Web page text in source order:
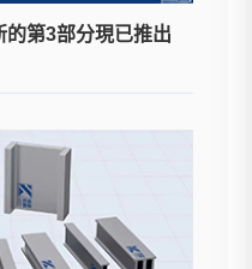
的第3部分現已推出